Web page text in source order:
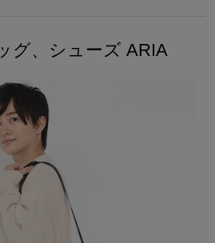
グ、シューズ ARIA